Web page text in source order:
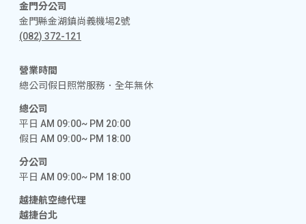
金門分公司
金門縣金湖鎮尚義機場2號
(082) 372-121
營業時間
總公司假日照常服務．全年無休
總公司
平日 AM 09:00~ PM 20:00
假日 AM 09:00~ PM 18:00
分公司
平日 AM 09:00~ PM 18:00
越捷航空總代理
越捷台北